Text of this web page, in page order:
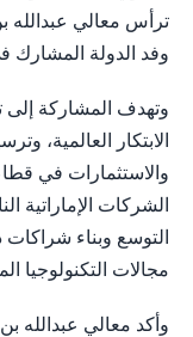
ترأس معالي عبدالله
وفد الدولة المشارك
وتهدف المشاركة إلى
الابتكار العالمية،
والاستثمارات في
الشركات الإماراتية
التوسع وبناء
مجالات التكنولوجيا
وأكد معالي عبدالله